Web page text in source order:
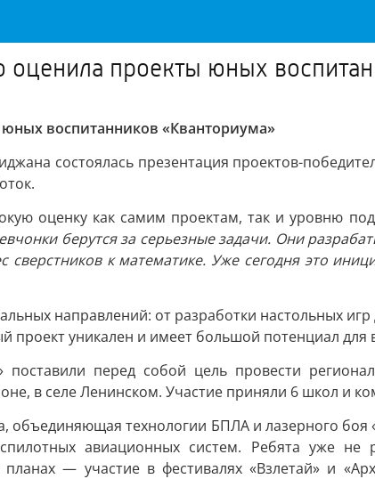
проекты юных
воспитанников «Кванториума»
состоялась презентация проектов-
оценку как самим проектам, так и уровню
берутся за серьезные задачи. Они
к математике. Уже сегодня это
направлений: от разработки настольных
проект уникален и имеет большой потенциал для
поставили перед собой цель провести
в селе Ленинском. Участие приняли 6 школ и
объединяющая технологии БПЛА и лазерного
авиационных систем. Ребята уже не
— участие в фестивалях «Взлетай» и